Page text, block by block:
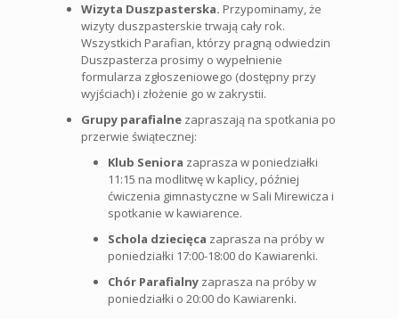
Wizyta Duszpasterska. Przypominamy, że
wizyty duszpasterskie trwają cały rok.
Wszystkich Parafian, którzy pragną odwiedzin
Duszpasterza prosimy o wypełnienie
formularza zgłoszeniowego (dostępny przy
wyjściach) i złożenie go w zakrystii.
Grupy parafialne zapraszają na spotkania po
przerwie świątecznej:
Klub Seniora zaprasza w poniedziałki
11:15 na modlitwę w kaplicy, później
ćwiczenia gimnastyczne w Sali Mirewicza i
spotkanie w kawiarence.
Schola dziecięca zaprasza na próby w
poniedziałki 17:00-18:00 do Kawiarenki.
Chór Parafialny zaprasza na próby w
poniedziałki o 20:00 do Kawiarenki.